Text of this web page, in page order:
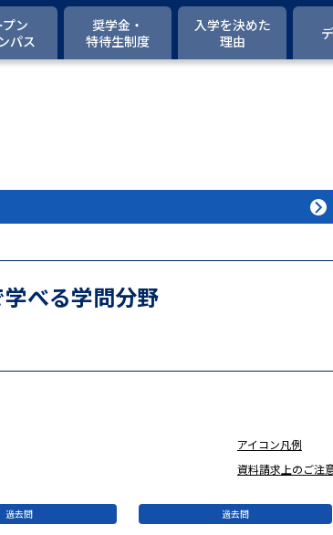
大学研究
デ
３択
新学年スタート号特集ページ（高3生用）
スタート号特集ページ（高2生用）
プンキャンパスなどを調べる
ン
パス
奨学金・
特待生制度
入学を決めた
理由
べる学問分野
アイコン凡例
資料請求上のご注
過去問 過去問